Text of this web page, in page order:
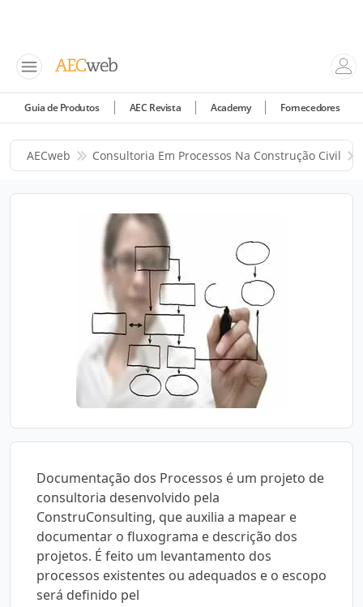
Guia de Produtos AEC Revista Academy Fornecedores
AECweb Consultoria Em Processos Na Construção Civil
Documentação dos Processos é um projeto de
consultoria desenvolvido pela
ConstruConsulting, que auxilia a mapear e
documentar o fluxograma e descrição dos
projetos. É feito um levantamento dos
processos existentes ou adequados e o escopo
será definido pel